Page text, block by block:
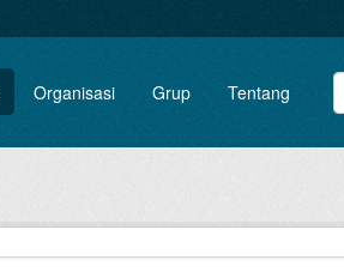
Organisasi Grup Tentang